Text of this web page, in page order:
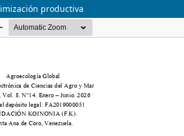
productiva